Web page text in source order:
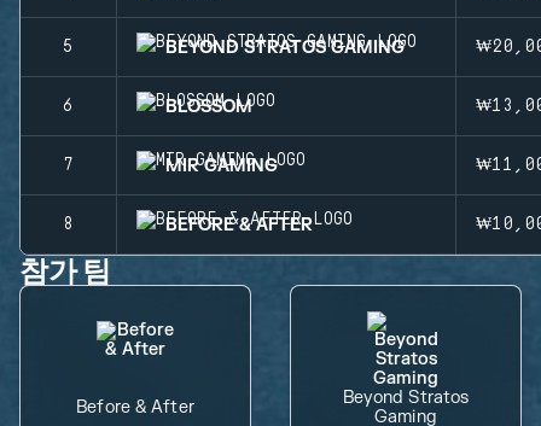
5 BEYOND STRATOS GAMING
6 BLOSSOM
7 MIR GAMING
8 BEFORE & AFTER
참가 팀
Before & After
Beyond Stratos
Gaming